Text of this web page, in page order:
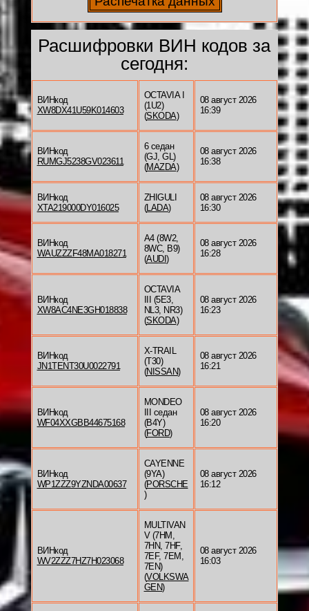
Расшифровки ВИН кодов за
сегодня:
ВИНкод
XW8DX41U59K014603
OCTAVIA I
(1U2)
(SKODA)
08 август 2026
16:39
ВИНкод
RUMGJ5238GV023611
6 седан
(GJ, GL)
(MAZDA)
08 август 2026
16:38
ВИНкод
XTA219000DY016025
ZHIGULI
(LADA)
08 август 2026
16:30
ВИНкод
WAUZZZF48MA018271
A4 (8W2,
8WC, B9)
(AUDI)
08 август 2026
16:28
ВИНкод
XW8AC4NE3GH018838
OCTAVIA
III (5E3,
NL3, NR3)
(SKODA)
08 август 2026
16:23
ВИНкод
JN1TENT30U0022791
X-TRAIL
(T30)
(NISSAN)
08 август 2026
16:21
ВИНкод
WF04XXGBB44675168
MONDEO
III седан
(B4Y)
(FORD)
08 август 2026
16:20
ВИНкод
WP1ZZZ9YZNDA00637
CAYENNE
(9YA)
(PORSCHE
)
08 август 2026
16:12
ВИНкод
WV2ZZZ7HZ7H023068
MULTIVAN
V (7HM,
7HN, 7HF,
7EF, 7EM,
7EN)
(VOLKSWA
GEN)
08 август 2026
16:03